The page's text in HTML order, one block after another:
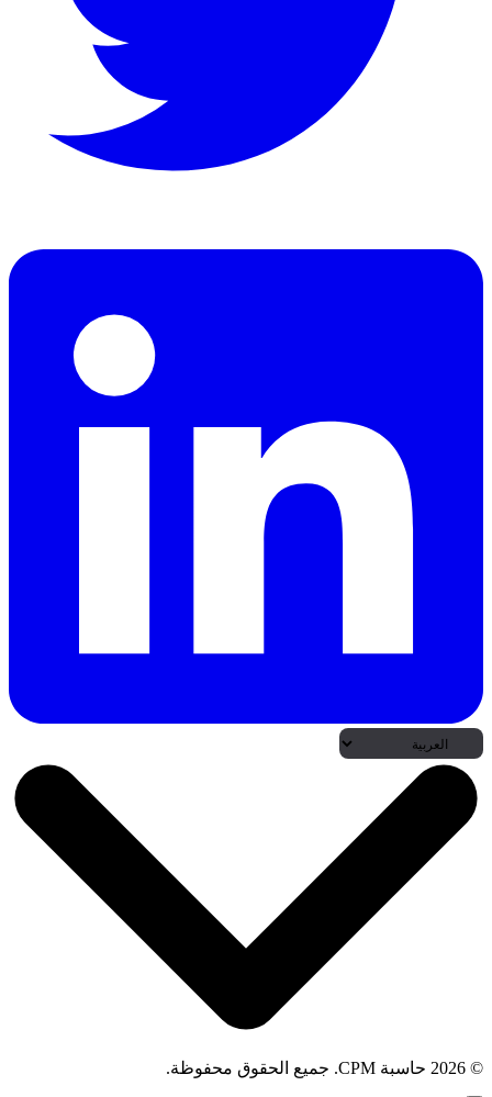
© 2026 حاسبة CPM. جميع الحقوق محفوظة.